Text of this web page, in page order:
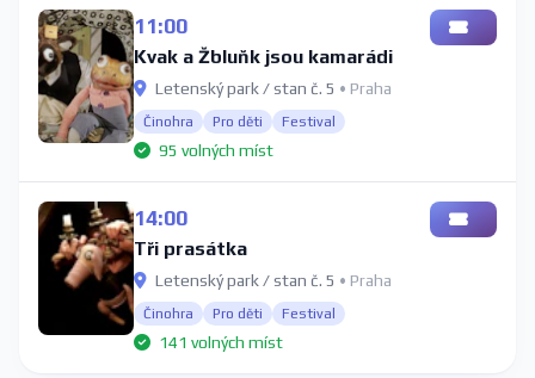
11:00
Kvak a Žbluňk jsou kamarádi
Letenský park / stan č. 5 • Praha
Činohra Pro děti Festival
95 volných míst
14:00
Tři prasátka
Letenský park / stan č. 5 • Praha
Činohra Pro děti Festival
141 volných míst